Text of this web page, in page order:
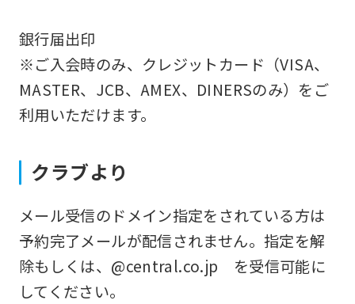
銀行届出印
※ご入会時のみ、クレジットカード（VISA、
MASTER、JCB、AMEX、DINERSのみ）をご
利用いただけます。
クラブより
メール受信のドメイン指定をされている方は
予約完了メールが配信されません。指定を解
除もしくは、@central.co.jp を受信可能に
してください。
content.
We
understand
this
before